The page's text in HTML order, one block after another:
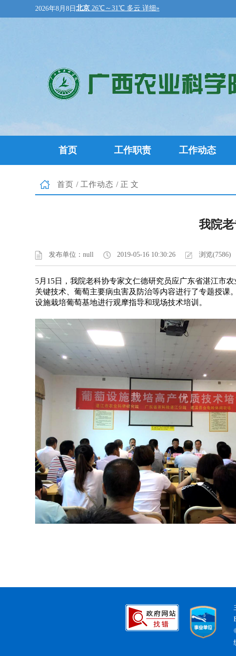
2026年8月8日
首页 工作职责 工作动态
首页 / 工作动态 /正文
我院
发布单位：null 2019-05-16 10:30:26 浏览(7586)
5月15日，我院老科协专家文仁德研究员应广东省湛江市
关键技术、葡萄主要病虫害及防治等内容进行了专题授
设施栽培葡萄基地进行观摩指导和现场技术培训。